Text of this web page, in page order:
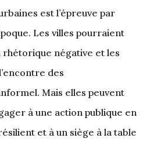
est l’épreuve par
Les villes pourraient
négative et les
des
Mais elles peuvent
à une action publique en
et à un siège à la table